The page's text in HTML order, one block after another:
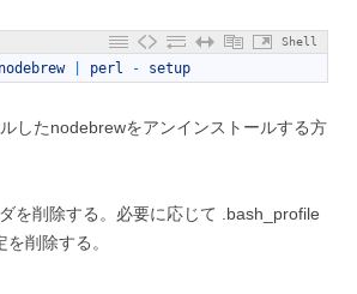
Shell
nodebrew perl - setup
したnodebrewをアンインストールする方
を削除する。必要に応じて .bash_profile
削除する。